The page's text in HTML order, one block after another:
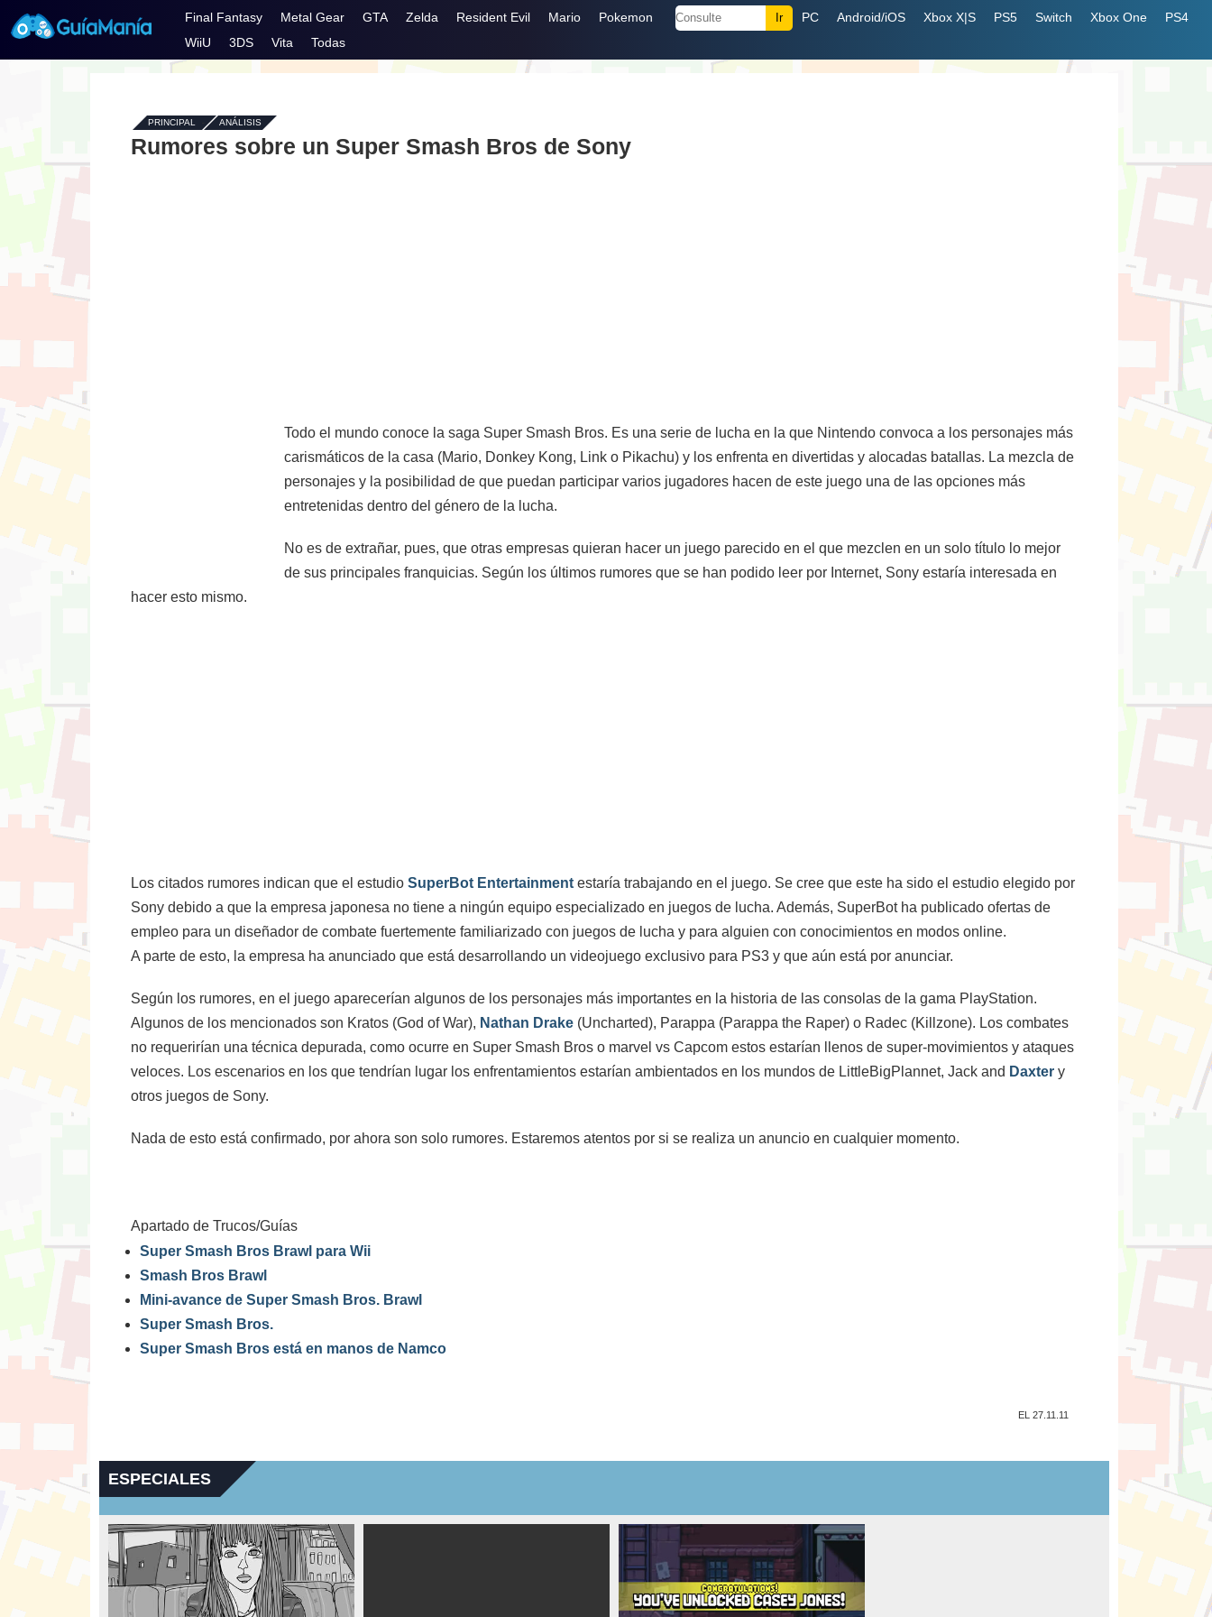
Final Fantasy Metal Gear GTA Zelda Resident Evil Mario Pokemon PC Android/iOS Xbox X|S PS5 Switch Xbox One
PS4
WiiU
3DS Vita Todas
PRINCIPAL - ANÁLISIS
Rumores sobre un Super Smash Bros de Sony
Todo el mundo conoce la saga Super Smash Bros. Es una serie de lucha en la que Nintendo convoca a los personajes más
carismáticos de la casa (Mario, Donkey Kong, Link o Pikachu) y los enfrenta en divertidas y alocadas batallas. La mezcla de
personajes y la posibilidad de que puedan participar varios jugadores hacen de este juego una de las opciones más
entretenidas dentro del género de la lucha.
No es de extrañar, pues, que otras empresas quieran hacer un juego parecido en el que mezclen en un solo título lo mejor
de sus principales franquicias. Según los últimos rumores que se han podido leer por Internet, Sony estaría interesada en
hacer esto mismo.
Los citados rumores indican que el estudio SuperBot Entertainment estaría trabajando en el juego. Se cree que este ha sido el estudio elegido por
Sony debido a que la empresa japonesa no tiene a ningún equipo especializado en juegos de lucha. Además, SuperBot ha publicado ofertas de
empleo para un diseñador de combate fuertemente familiarizado con juegos de lucha y para alguien con conocimientos en modos online.
A parte de esto, la empresa ha anunciado que está desarrollando un videojuego exclusivo para PS3 y que aún está por anunciar.
Según los rumores, en el juego aparecerían algunos de los personajes más importantes en la historia de las consolas de la gama PlayStation.
Algunos de los mencionados son Kratos (God of War), Nathan Drake (Uncharted), Parappa (Parappa the Raper) o Radec (Killzone). Los combates
no requerirían una técnica depurada, como ocurre en Super Smash Bros o marvel vs Capcom estos estarían llenos de super-movimientos y ataques
veloces. Los escenarios en los que tendrían lugar los enfrentamientos estarían ambientados en los mundos de LittleBigPlannet, Jack and Daxter y
otros juegos de Sony.
Nada de esto está confirmado, por ahora son solo rumores. Estaremos atentos por si se realiza un anuncio en cualquier momento.
Apartado de Trucos/Guías
Super Smash Bros Brawl para Wii
Smash Bros Brawl
Mini-avance de Super Smash Bros. Brawl
Super Smash Bros.
Super Smash Bros está en manos de Namco
EL 27.11.11
ESPECIALES